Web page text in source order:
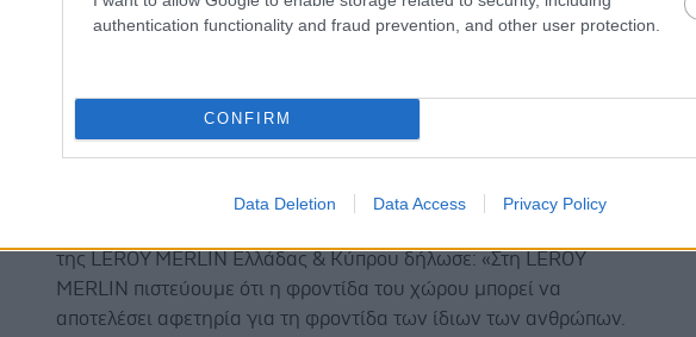
authentication functionality and fraud prevention, and other user protection.
CONFIRM
Data Deletion Data Access Privacy Policy
MERLIN συνεχίζει να επενδύει σε δράσεις με ουσιαστικό
της LEROY MERLIN Ελλάδας & Κύπρου δήλωσε: «Στη LEROY
MERLIN πιστεύουμε ότι η φροντίδα του χώρου μπορεί να
αποτελέσει αφετηρία για τη φροντίδα των ίδιων των ανθρώπων.